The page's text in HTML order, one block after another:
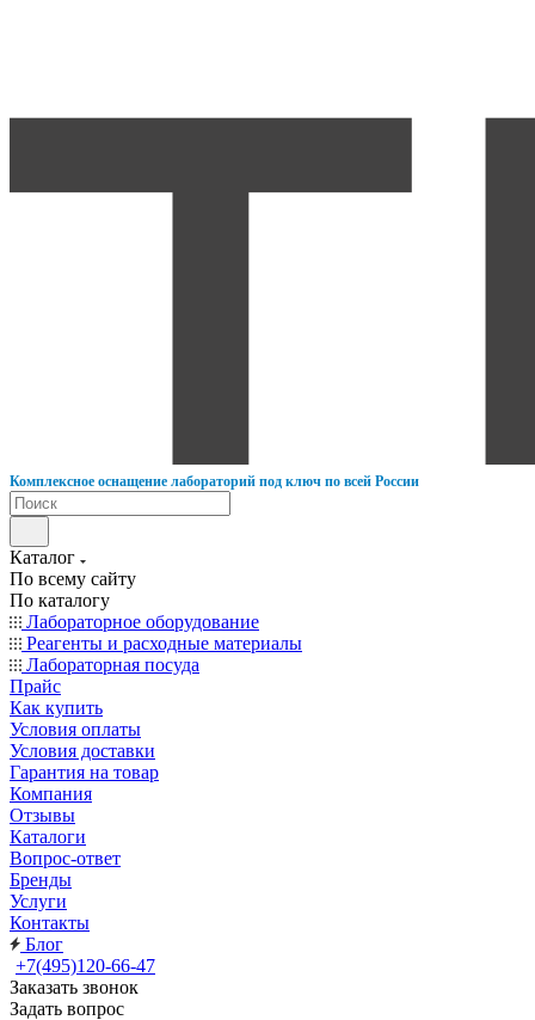
Комплексное оснащение лабораторий под ключ по всей России
Каталог
По всему сайту
По каталогу
Лабораторное оборудование
Реагенты и расходные материалы
Лабораторная посуда
Прайс
Как купить
Условия оплаты
Условия доставки
Гарантия на товар
Компания
Отзывы
Каталоги
Вопрос-ответ
Бренды
Услуги
Контакты
Блог
+7(495)120-66-47
Заказать звонок
Задать вопрос